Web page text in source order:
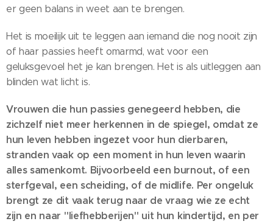
er geen balans in weet aan te brengen.
Het is moeilijk uit te leggen aan iemand die nog nooit zijn
of haar passies heeft omarmd, wat voor een
geluksgevoel het je kan brengen. Het is als uitleggen aan
blinden wat licht is.
Vrouwen die hun passies genegeerd hebben, die
zichzelf niet meer herkennen in de spiegel, omdat ze
hun leven hebben ingezet voor hun dierbaren,
stranden vaak op een moment in hun leven waarin
alles samenkomt. Bijvoorbeeld een burnout, of een
sterfgeval, een scheiding, of de midlife. Per ongeluk
brengt ze dit vaak terug naar de vraag wie ze echt
zijn en naar "liefhebberijen" uit hun kindertijd, en per